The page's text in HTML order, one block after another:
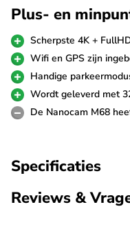
snelheid en locaties van
4K + FullHD
De Nanocam M68 4K is
GC8613 8.0MP
Ultra 4K video's met een
weersomstandigheden.
Plus- en
Scherpste 4K +
Wifi en GPS zijn
Handige
Wordt geleverd met
De Nanocam M68
Specificaties
Reviews &